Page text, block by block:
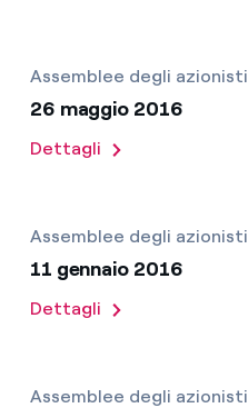
Assemblee degli azionisti
26 maggio 2016
Dettagli
Assemblee degli azionisti
11 gennaio 2016
Dettagli
Assemblee degli azionisti